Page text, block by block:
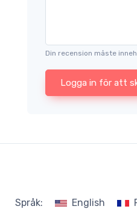
Din recension måste
Logga in för att
Språk: English